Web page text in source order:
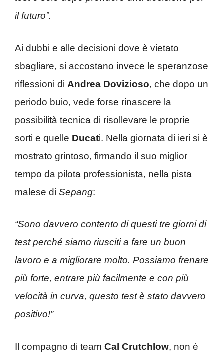
il futuro”.
Ai dubbi e alle decisioni dove è vietato
sbagliare, si accostano invece le speranzose
riflessioni di Andrea Dovizioso, che dopo un
periodo buio, vede forse rinascere la
possibilità tecnica di risollevare le proprie
sorti e quelle Ducati. Nella giornata di ieri si è
mostrato grintoso, firmando il suo miglior
tempo da pilota professionista, nella pista
malese di Sepang:
“Sono davvero contento di questi tre giorni di
test perché siamo riusciti a fare un buon
lavoro e a migliorare molto. Possiamo frenare
più forte, entrare più facilmente e con più
velocità in curva, questo test è stato davvero
positivo!”
Il compagno di team Cal Crutchlow, non è